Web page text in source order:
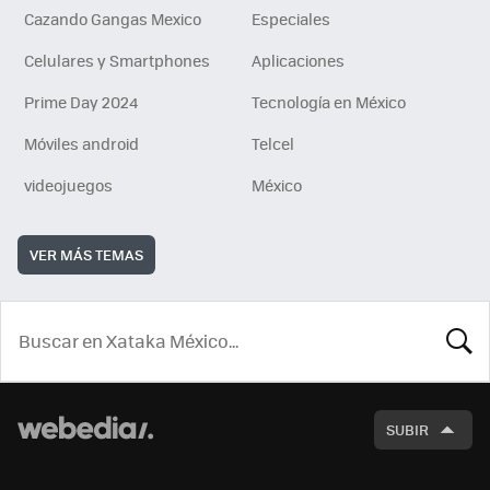
Cazando Gangas Mexico
Especiales
Celulares y Smartphones
Aplicaciones
Prime Day 2024
Tecnología en México
Móviles android
Telcel
videojuegos
México
VER MÁS TEMAS
SUBIR